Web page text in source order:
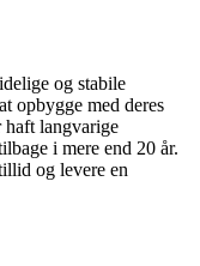
og stabile
opbygge med deres
haft langvarige
i mere end 20 år.
og levere en